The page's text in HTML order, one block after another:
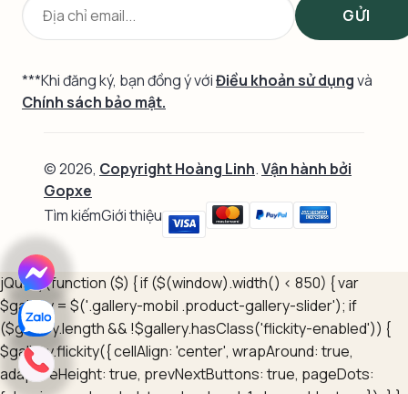
***Khi đăng ký, bạn đồng ý vớiĐiều khoản sử dụngvà
Chính sách bảo mật.
© 2026, Copyright Hoàng Linh.Vận hành bởi
Gopxe
Tìm kiếmGiới thiệu
jQuery(function ($) { if ($(window).width() < 850) { var
$gallery = $('.gallery-mobil .product-gallery-slider'); if
($gallery.length && !$gallery.hasClass('flickity-enabled')) {
$gallery.flickity({ cellAlign: 'center', wrapAround: true,
adaptiveHeight: true, prevNextButtons: true, pageDots: